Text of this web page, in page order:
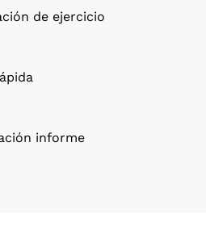
de ejercicio
informe